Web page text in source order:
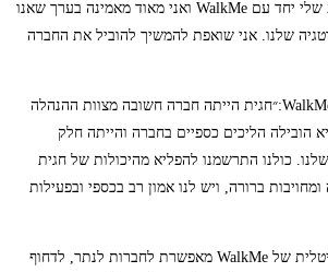
נרגשת מהפרק הבא במסע שלי יחד עם WalkMe ואני מאוד מאמינה בערך שאנו
שלנו. אני שואפת להמשיך להוביל את החברה
, מייסד ומנכ״ל WalkMe:״חגית הייתה חברה חשובה מצוות ההנהלה
הובילה הליכים כספיים בחברה והייתה חלק
כולנו התרשמנו להפליא מהיכולות של חגית
ברורה, ויש לנו אמון רב בכספי ובפעילות
פלטפורמת ההטמעה הדיגיטלית של WalkMe מאפשרת לחברות לנתר, לדחוף